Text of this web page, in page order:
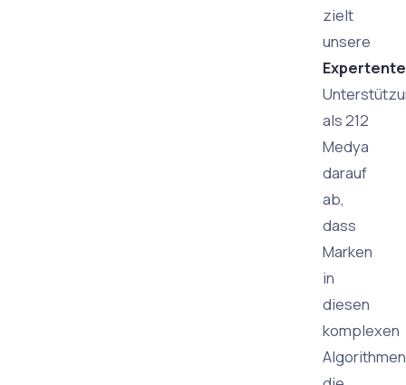
zielt
unsere
als 212
Medya
darauf
ab,
dass
Marken
in
diesen
komplexen
Algorithmen